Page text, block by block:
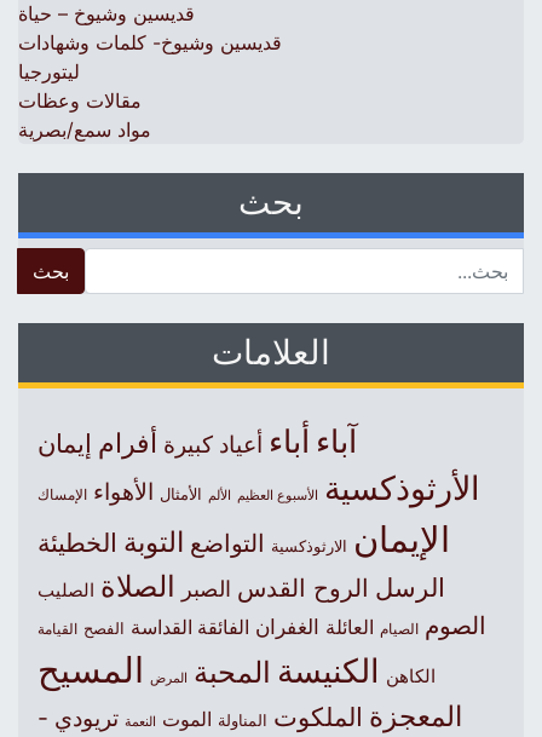
قديسين وشيوخ – حياة
قديسين وشيوخ- كلمات وشهادات
ليتورجيا
مقالات وعظات
مواد سمع/بصرية
بحث
العلامات
آباءأباء أعياد كبيرة أفرام إيمان
الأرثوذكسية الأسبوع العظيم الألم الأمثال الأهواء الإمساك
الإيمان الارثوذكسية التواضع التوبة الخطيئة
الرسل الروح القدس الصبر الصلاة الصليب
الصوم الصيام العائلة الغفران الفائقة القداسة الفصح القيامة
الكاهن الكنيسةالمحبة المرض المسيح
المعجزة الملكوت المناولة الموت النعمة تريودي -